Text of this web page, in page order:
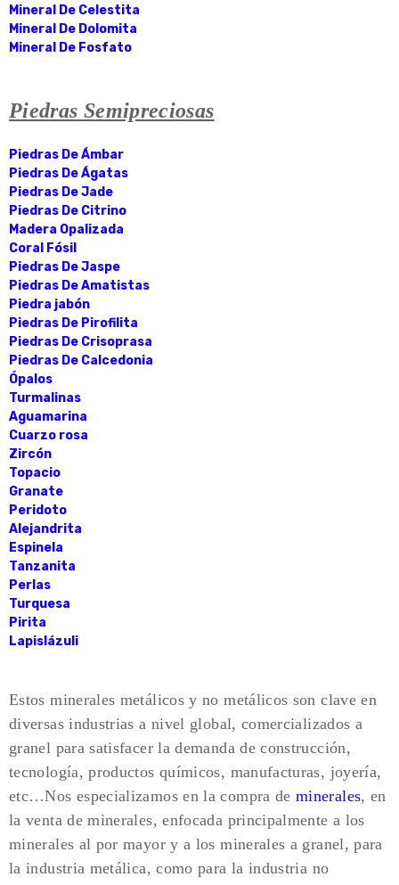
Mineral De Celestita
Mineral De Dolomita
Mineral De Fosfato
Piedras Semipreciosas
Piedras De Ámbar
Piedras De Ágatas
Piedras De Jade
Piedras De Citrino
Madera Opalizada
Coral Fósil
Piedras De Jaspe
Piedras De Amatistas
Piedra jabón
Piedras De Pirofilita
Piedras De Crisoprasa
Piedras De Calcedonia
Ópalos
Turmalinas
Aguamarina
Cuarzo rosa
Zircón
Topacio
Granate
Peridoto
Alejandrita
Espinela
Tanzanita
Perlas
Turquesa
Pirita
Lapislázuli
Estos minerales metálicos y no metálicos son clave en
diversas industrias a nivel global, comercializados a
granel para satisfacer la demanda de construcción,
tecnología, productos químicos, manufacturas, joyería,
etc…Nos especializamos en la compra deminerales, en
la venta de minerales, enfocada principalmente a los
minerales al por mayor y a los minerales a granel, para
la industria metálica, como para la industria no